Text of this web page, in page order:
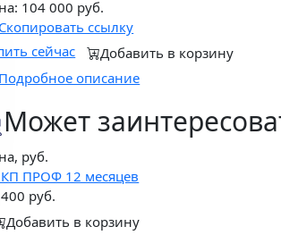
104 000 руб.
Скопировать ссылку
сейчас
Добавить в корзину
Подробное описание
Может
руб.
ПРОФ 12 месяцев
руб.
Добавить в корзину
и обучение
сотрудника»
978 ₽
подарок